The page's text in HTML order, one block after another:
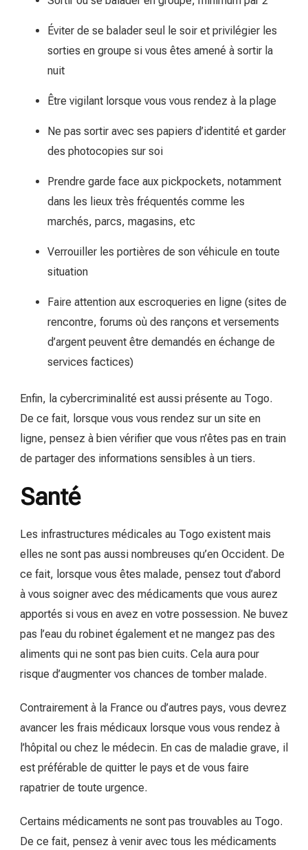
Éviter de se balader seul le soir et privilégier les
sorties en groupe si vous êtes amené à sortir la
nuit
Être vigilant lorsque vous vous rendez à la plage
Ne pas sortir avec ses papiers d’identité et garder
des photocopies sur soi
Prendre garde face aux pickpockets, notamment
dans les lieux très fréquentés comme les
marchés, parcs, magasins, etc
Verrouiller les portières de son véhicule en toute
situation
Faire attention aux escroqueries en ligne (sites de
rencontre, forums où des rançons et versements
d’argent peuvent être demandés en échange de
services factices)
Enfin, la cybercriminalité est aussi présente au Togo.
De ce fait, lorsque vous vous rendez sur un site en
ligne, pensez à bien vérifier que vous n’êtes pas en train
de partager des informations sensibles à un tiers.
Santé
Les infrastructures médicales au Togo existent mais
elles ne sont pas aussi nombreuses qu’en Occident. De
ce fait, lorsque vous êtes malade, pensez tout d’abord
à vous soigner avec des médicaments que vous aurez
apportés si vous en avez en votre possession. Ne buvez
pas l’eau du robinet également et ne mangez pas des
aliments qui ne sont pas bien cuits. Cela aura pour
risque d’augmenter vos chances de tomber malade.
Contrairement à la France ou d’autres pays, vous devrez
avancer les frais médicaux lorsque vous vous rendez à
l’hôpital ou chez le médecin. En cas de maladie grave, il
est préférable de quitter le pays et de vous faire
rapatrier de toute urgence.
Certains médicaments ne sont pas trouvables au Togo.
De ce fait, pensez à venir avec tous les médicaments